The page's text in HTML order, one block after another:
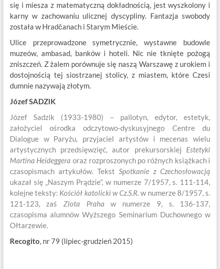
się i miesza z matematyczną dokładnością, jest wyszkolony i
karny w zachowaniu ulicznej dyscypliny. Fantazja swobody
została w Hradčanach i Starym Mieście.
Ulice przeprowadzone symetrycznie, wystawne budowle
muzeów, ambasad, banków i hoteli. Nic nie tknięte pożogą
zniszczeń. Z żalem porównuje się naszą Warszawę z urokiem i
dostojnością tej siostrzanej stolicy, z miastem, które Czesi
dumnie nazywają złotym.
Józef SADZIK
Józef Sadzik (1933-1980) – pallotyn, edytor, estetyk,
założyciel ośrodka odczytowo-dyskusyjnego Centre du
Dialogue w Paryżu, przyjaciel artystów i mecenas wielu
artystycznych przedsięwzięć, autor prekursorskiej Estetyki
Martina Heideggeraoraz rozproszonych po różnych książkach i
czasopismach artykułów. TekstSpotkanie z Czechosłowacją
ukazał się „Naszym Prądzie”, w numerze 7/1957, s. 111-114,
kolejne teksty: Kościół katolicki w Cz.S.R. w numerze 8/1957, s.
121-123, zaśZlota Praha w numerze 9, s. 136-137,
czasopisma alumnów Wyższego Seminarium Duchownego w
Ołtarzewie.
Recogito, nr 79 (lipiec-grudzień 2015)